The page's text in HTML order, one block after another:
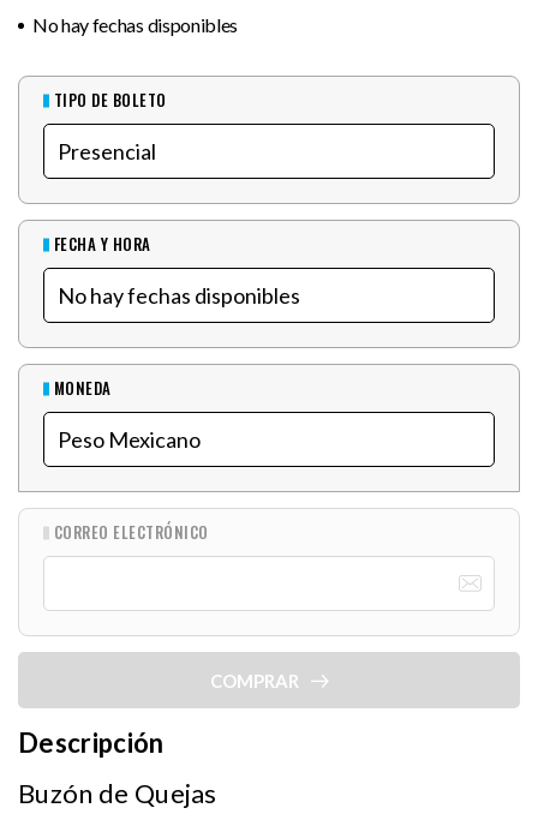
No hay fechas disponibles
TIPO DE BOLETO
FECHA Y HORA
MONEDA
CORREO ELECTRÓNICO
COMPRAR
Descripción
Buzón de Quejas